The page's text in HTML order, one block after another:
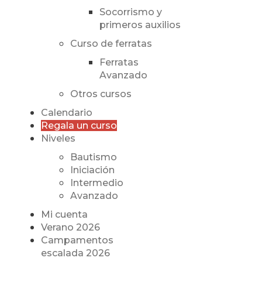
Socorrismo y
primeros auxilios
Curso de ferratas
Ferratas
Avanzado
Otros cursos
Calendario
Regala un curso
Niveles
Bautismo
Iniciación
Intermedio
Avanzado
Mi cuenta
Verano 2026
Campamentos
escalada 2026